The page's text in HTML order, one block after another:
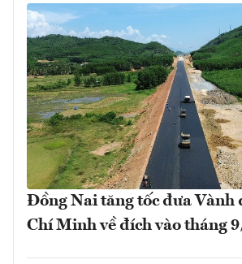
Đồng Nai tăng tốc đưa Vành
Chí Minh về đích vào tháng